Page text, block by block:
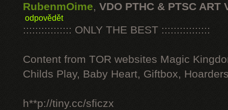
RubenmOime, VDO PTHC & PTSC ART
odpovědět
:::::::::::::::: ONLY THE BEST ::::::::::::::::
Content from TOR websites Magic
Childs Play, Baby Heart, Giftbox,
h**p://tiny.cc/sficzx